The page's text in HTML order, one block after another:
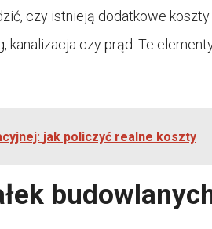
czy istnieją dodatkowe
kanalizacja czy prąd. Te
jak policzyć realne koszty